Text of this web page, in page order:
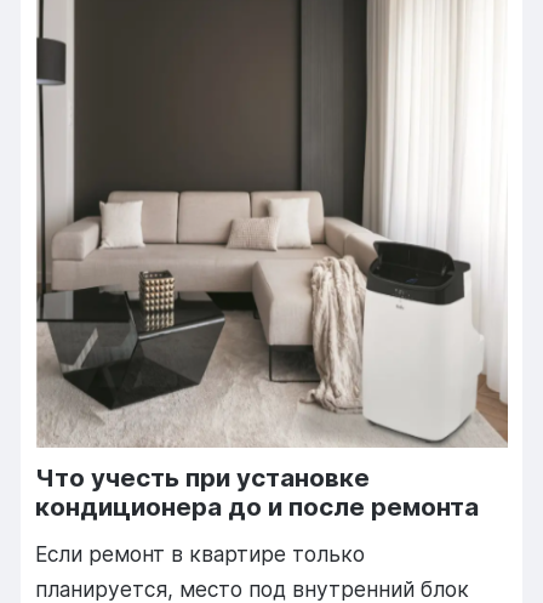
Что учесть при установке
кондиционера до и после ремонта
Если ремонт в квартире только
планируется, место под внутренний блок